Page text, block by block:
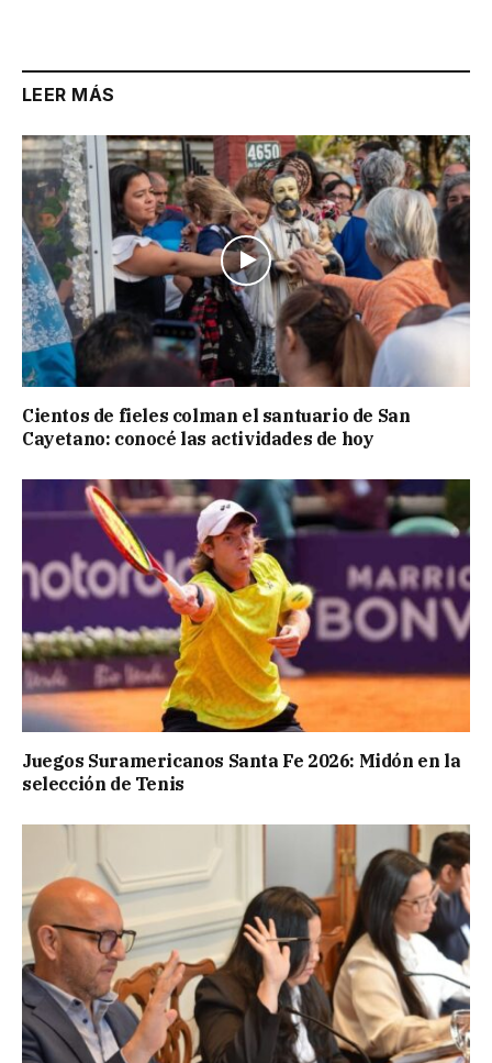
LEER MÁS
Cientos de fieles colman el santuario de San
Cayetano: conocé las actividades de hoy
Juegos Suramericanos Santa Fe 2026: Midón en la
selección de Tenis